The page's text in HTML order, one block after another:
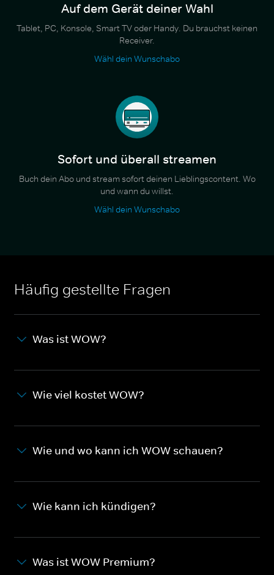
Auf dem Gerät deiner Wahl
Tablet, PC, Konsole, Smart TV oder Handy. Du brauchst keinen
Receiver.
Wähl dein Wunschabo
Sofort und überall streamen
Buch dein Abo und stream sofort deinen Lieblingscontent. Wo
und wann du willst.
Wähl dein Wunschabo
Häufig gestellte Fragen
Was ist WOW?
Wie viel kostet WOW?
Wie und wo kann ich WOW schauen?
Wie kann ich kündigen?
Was ist WOW Premium?